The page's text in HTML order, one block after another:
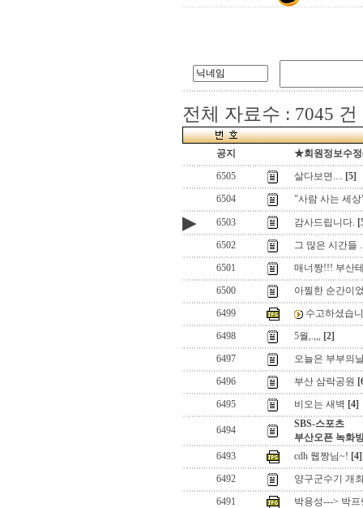
전체 자료수 : 7045 건
공지
★회원정보수
6505
살다보면.... [5]
6504
"사람 사는 세
▶ 6503 감사드립니다.
6502
그 많은 시간들
6501
매너짱!!! 부산
6500
아찔한 순간이
6499
수고하셨습
6498
5월,.,,, [2]
6497
오늘은 부부의
6496
부산 삼락공원
6495
비오는 새벽 [4]
6494
SBS-스포츠
부산오픈 녹화
6493
cdh 웹짱님~! [4]
6492
양구군수기 개
6491
박용성---> 박프